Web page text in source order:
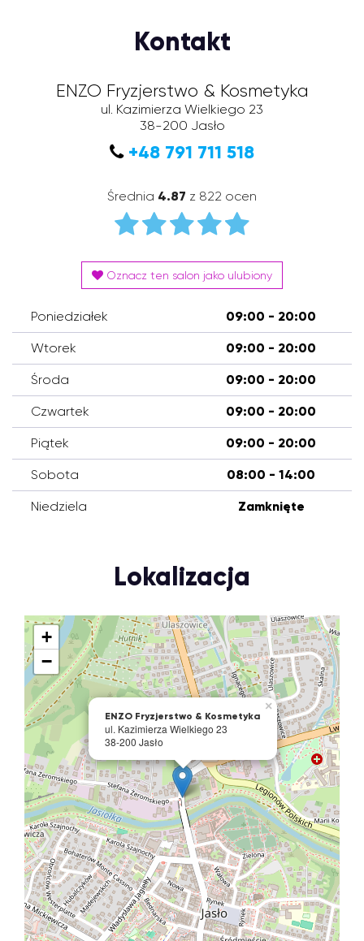
Kontakt
ENZO Fryzjerstwo & Kosmetyka
ul. Kazimierza Wielkiego 23
38-200 Jasło
+48 791 711 518
Średnia 4.87 z 822 ocen
Oznacz ten salon jako ulubiony
Poniedziałek 09:00 - 20:00
Wtorek 09:00 - 20:00
Środa 09:00 - 20:00
Czwartek 09:00 - 20:00
Piątek 09:00 - 20:00
Sobota 08:00 - 14:00
Niedziela Zamknięte
Lokalizacja
ENZO Fryzjerstwo & Kosmetyka
ul. Kazimierza Wielkiego 23
38-200 Jasło
×
+
−